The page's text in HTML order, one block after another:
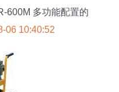
600M 多功能配置的
06 10:40:52